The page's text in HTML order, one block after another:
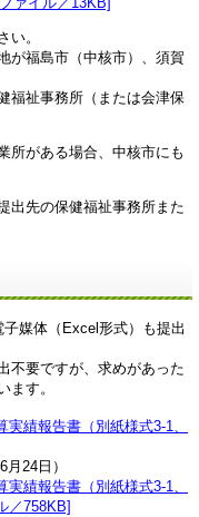
い。
が福島市（中核市）、須賀
祉事務所（または会津保
所がある場合、中核市にも
出先の保健福祉事務所また
媒体（Excel形式）も提出
不要ですが、求めがあった
ます。
績報告書（別紙様式3-1、
24日）
績報告書（別紙様式3-1、
／758KB]